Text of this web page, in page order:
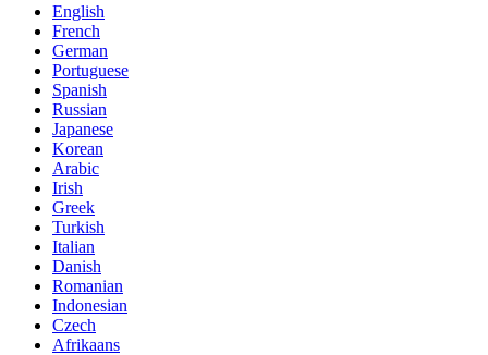
English
French
German
Portuguese
Spanish
Russian
Japanese
Korean
Arabic
Irish
Greek
Turkish
Italian
Danish
Romanian
Indonesian
Czech
Afrikaans